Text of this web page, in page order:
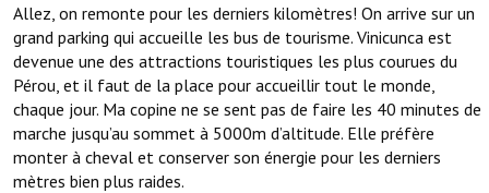
Allez, on remonte pour les derniers kilomètres! On arrive sur un
grand parking qui accueille les bus de tourisme. Vinicunca est
devenue une des attractions touristiques les plus courues du
Pérou, et il faut de la place pour accueillir tout le monde,
chaque jour. Ma copine ne se sent pas de faire les 40 minutes de
marche jusqu’au sommet à 5000m d’altitude. Elle préfère
monter à cheval et conserver son énergie pour les derniers
mètres bien plus raides.